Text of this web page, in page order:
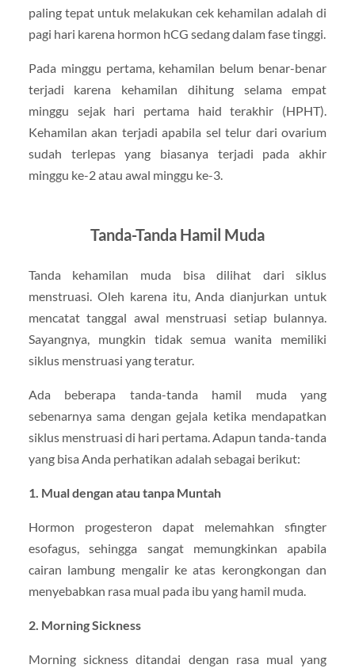
paling tepat untuk melakukan cek kehamilan adalah di
pagi hari karena hormon hCG sedang dalam fase tinggi.
Pada minggu pertama, kehamilan belum benar-benar
terjadi karena kehamilan dihitung selama empat
minggu sejak hari pertama haid terakhir (HPHT).
Kehamilan akan terjadi apabila sel telur dari ovarium
sudah terlepas yang biasanya terjadi pada akhir
minggu ke-2 atau awal minggu ke-3.
Tanda-Tanda Hamil Muda
Tanda kehamilan muda bisa dilihat dari siklus
menstruasi. Oleh karena itu, Anda dianjurkan untuk
mencatat tanggal awal menstruasi setiap bulannya.
Sayangnya, mungkin tidak semua wanita memiliki
siklus menstruasi yang teratur.
Ada beberapa tanda-tanda hamil muda yang
sebenarnya sama dengan gejala ketika mendapatkan
siklus menstruasi di hari pertama. Adapun tanda-tanda
yang bisa Anda perhatikan adalah sebagai berikut:
1. Mual dengan atau tanpa Muntah
Hormon progesteron dapat melemahkan sfingter
esofagus, sehingga sangat memungkinkan apabila
cairan lambung mengalir ke atas kerongkongan dan
menyebabkan rasa mual pada ibu yang hamil muda.
2. Morning Sickness
Morning sickness ditandai dengan rasa mual yang